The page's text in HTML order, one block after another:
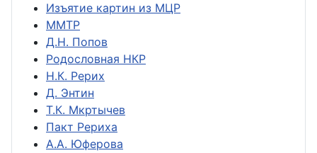
Изъятие картин из МЦР
ММТР
Д.Н. Попов
Родословная НКР
Н.К. Рерих
Д. Энтин
Т.К. Мкртычев
Пакт Рериха
А.А. Юферова